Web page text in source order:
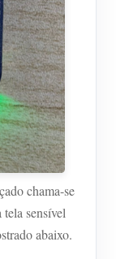
chama-se
sensível
abaixo.